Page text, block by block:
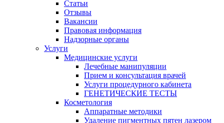
Статьи
Отзывы
Вакансии
Правовая информация
Надзорные органы
Услуги
Медицинские услуги
Лечебные манипуляции
Прием и консультация врачей
Услуги процедурного кабинета
ГЕНЕТИЧЕСКИЕ ТЕСТЫ
Косметология
Аппаратные методики
Удаление пигментных пятен лазером